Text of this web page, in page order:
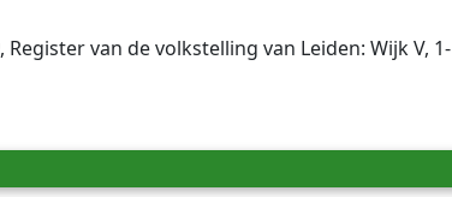
, Register van de volkstelling van Leiden: Wijk V, 1-